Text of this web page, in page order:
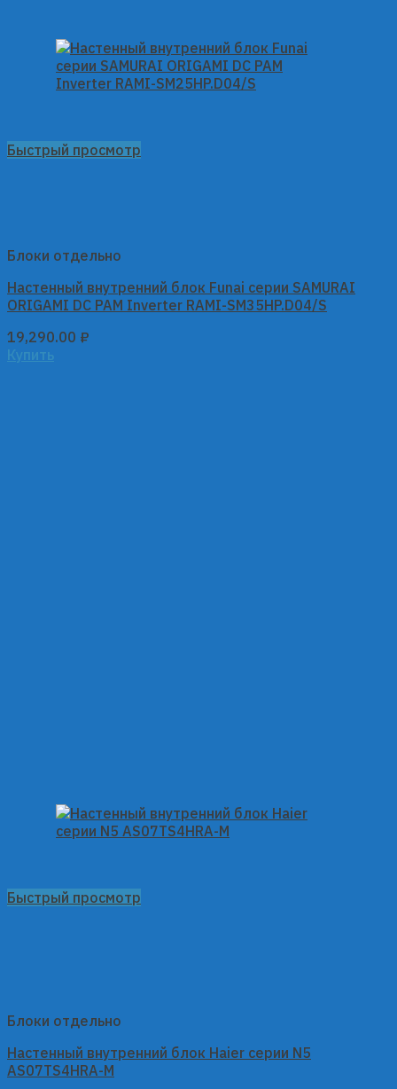
Быстрый просмотр
Блоки отдельно
Настенный внутренний блок Funai серии SAMURAI
ORIGAMI DC PAM Inverter RAMI-SM35HP.D04/S
19,290.00 ₽
Купить
Быстрый просмотр
Блоки отдельно
Настенный внутренний блок Haier серии N5
AS07TS4HRA-M